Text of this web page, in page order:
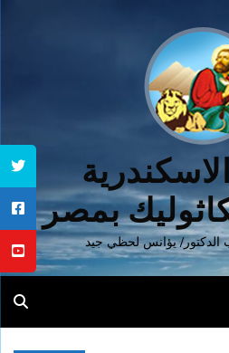
بمصر
الدكتور/ يؤانس لحظي جيد